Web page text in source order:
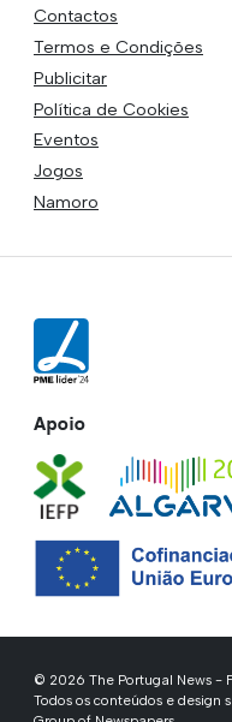
Contactos
Termos e Condições
Publicitar
Política de Cookies
Eventos
Jogos
Namoro
Apoio
© 2026 The Portugal News -
Todos os conteúdos e design